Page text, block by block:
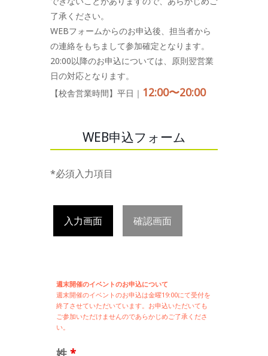
了承ください。
WEBフォームからのお申込後、担当者から
の連絡をもちまして参加確定となります。
20:00以降のお申込については、原則翌営業
日の対応となります。
【校舎営業時間】平日｜ 12:00〜20:00
WEB申込フォーム
*必須入力項目
入力画面 確認画面
週末開催のイベントのお申込について
週末開催のイベントのお申込は金曜19:00にて受付を
終了させていただいています。お申込いただいても
ご参加いただけませんのであらかじめご了承くださ
い。
姓 *